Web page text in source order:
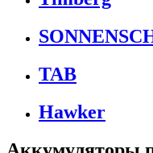
TAB
Hawker